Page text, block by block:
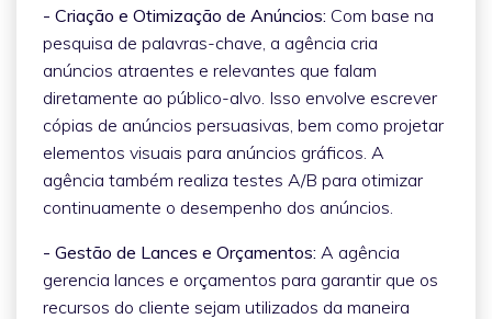
- Criação e Otimização de Anúncios: Com base na
pesquisa de palavras-chave, a agência cria
anúncios atraentes e relevantes que falam
diretamente ao público-alvo. Isso envolve escrever
cópias de anúncios persuasivas, bem como projetar
elementos visuais para anúncios gráficos. A
agência também realiza testes A/B para otimizar
continuamente o desempenho dos anúncios.
- Gestão de Lances e Orçamentos: A agência
gerencia lances e orçamentos para garantir que os
recursos do cliente sejam utilizados da maneira